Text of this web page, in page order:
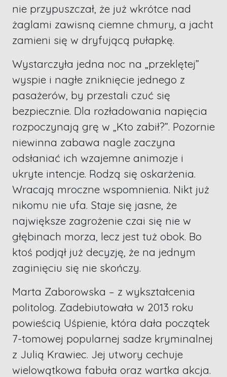
nie przypuszczał, że już wkrótce nad
żaglami zawisną ciemne chmury, a jacht
zamieni się w dryfującą pułapkę.
Wystarczyła jedna noc na „przeklętej”
wyspie i nagłe zniknięcie jednego z
pasażerów, by przestali czuć się
bezpiecznie. Dla rozładowania napięcia
rozpoczynają grę w „Kto zabił?”. Pozornie
niewinna zabawa nagle zaczyna
odsłaniać ich wzajemne animozje i
ukryte intencje. Rodzą się oskarżenia.
Wracają mroczne wspomnienia. Nikt już
nikomu nie ufa. Staje się jasne, że
największe zagrożenie czai się nie w
głębinach morza, lecz jest tuż obok. Bo
ktoś podjął już decyzję, że na jednym
zaginięciu się nie skończy.
Marta Zaborowska – z wykształcenia
politolog. Zadebiutowała w 2013 roku
powieścią Uśpienie, która dała początek
7-tomowej popularnej sadze kryminalnej
z Julią Krawiec. Jej utwory cechuje
wielowątkowa fabuła oraz wartka akcja.